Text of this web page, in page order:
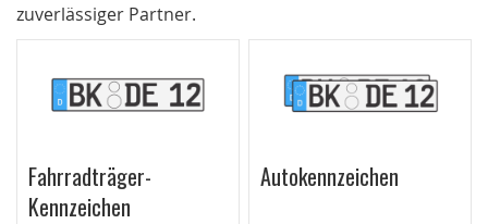
zuverlässiger Partner.
Fahrradträger-
Kennzeichen
Autokennzeichen